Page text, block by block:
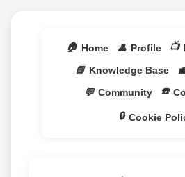
🏠 Home 👤 Profile 📺
📘 Knowledge Base
💬 Community ☎️
🔒 Cookie